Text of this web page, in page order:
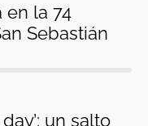
en la 74
Sebastián
un salto